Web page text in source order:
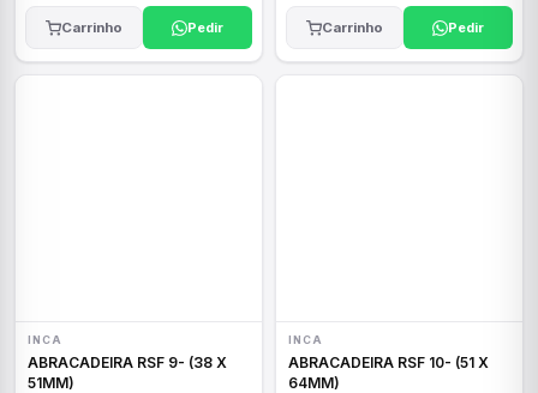
Carrinho Pedir Carrinho Pedir
INCA
ABRACADEIRA RSF 9- (38 X
51MM)
INCA
ABRACADEIRA RSF 10- (51 X
64MM)